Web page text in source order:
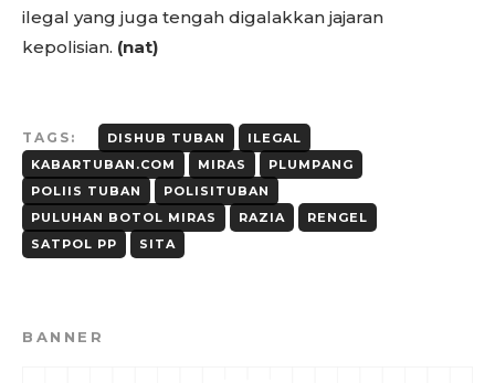
ilegal yang juga tengah digalakkan jajaran
kepolisian. (nat)
TAGS: DISHUB TUBAN
ILEGAL
KABARTUBAN.COM
MIRAS
PLUMPANG
POLIIS TUBAN
POLISITUBAN
PULUHAN BOTOL MIRAS
RAZIA
RENGEL
SATPOL PP
SITA
BANNER